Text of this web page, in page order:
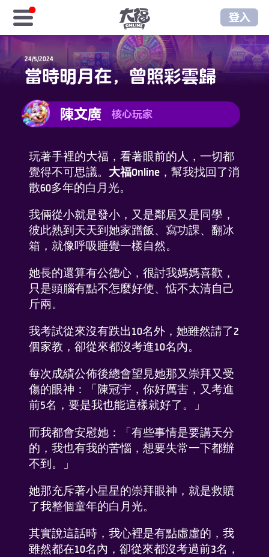
登入
首頁
免費福金
樂享商城
序號儲值
樂享俱樂部
至尊俱樂部
了解我們
FAQ
聯係我們
24/5/2024
當時明月在，曾照彩雲歸
陳文廣 核心玩家
玩著手裡的大福，看著眼前的人，一切都
覺得不可思議。 大福Online，幫我找回了消
散60多年的白月光。
我倆從小就是發小，又是鄰居又是同學，
彼此熟到天天到她家蹭飯、寫功課、翻冰
箱，就像呼吸睡覺一樣自然。
她長的還算有公德心，很討我媽媽喜歡，
只是頭腦有點不怎麼好使、惦不太清自己
斤兩。
我考試從來沒有跌出10名外，她雖然請了2
個家教，卻從來都沒考進10名內。
每次成績公佈後總會望見她那又崇拜又受
傷的眼神：「陳冠宇，你好厲害，又考進
前5名，要是我也能這樣就好了。」
而我都會安慰她：「有些事情是要講天分
的，我也有我的苦惱，想要失常一下都辦
不到。」
她那充斥著小星星的崇拜眼神，就是救贖
了我整個童年的白月光。
其實說這話時，我心裡是有點虛虛的，我
雖然都在10名內，卻從來都沒考過前3名，